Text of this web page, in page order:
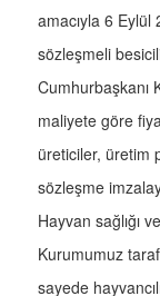
amacıyla 6 Eylül
sözleşmeli
Cumhurbaşkanı
maliyete göre
üreticiler, üretim
sözleşme
Hayvan sağlığı
Kurumumuz
sayede